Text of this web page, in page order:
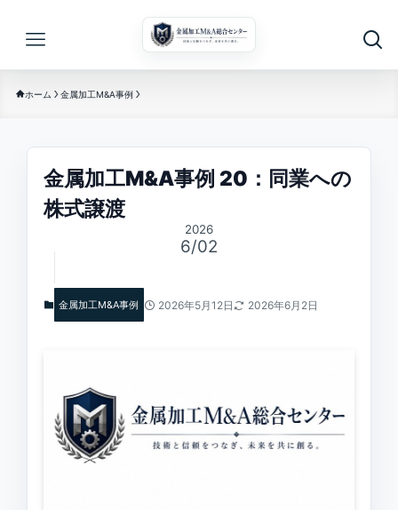
ホーム 金属加工M&A事例
金属加工M&A事例 20：同業への
株式譲渡
2026
6/02
金属加工M&A事例 2026年5月12日 2026年6月2日